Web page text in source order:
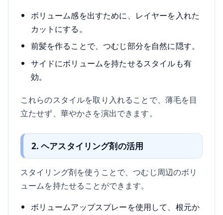
ボリューム感を出すために、レイヤーを入れた
カットにする。
前髪を作ることで、つむじ部分を自然に隠す。
サイドにボリュームを持たせるスタイルも有
効。
これらのスタイルを取り入れることで、薄毛を目
立たせず、華やかさを演出できます。
2. ヘアスタイリング剤の活用
スタイリング剤を使うことで、つむじ周辺のボリ
ュームを持たせることができます。
ボリュームアップスプレーを使用して、根元か